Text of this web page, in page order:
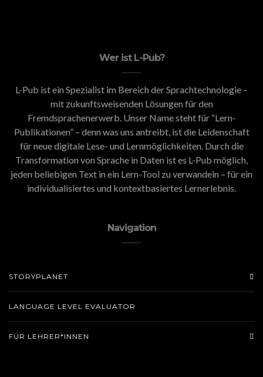
Wer ist L-Pub?
L-Pub ist ein Spezialist im Bereich der Sprachtechnologie –
mit zukunftsweisenden Lösungen für den
Fremdsprachenerwerb. Unser Name steht für “Lern-
Publikationen” – denn was uns antreibt, ist die Leidenschaft
für neue digitale Lese- und Lernmöglichkeiten. Durch die
Transformation von Sprache in Daten ist es L-Pub möglich,
jeden beliebigen Text in ein Lern-Tool zu verwandeln – für ein
individualisiertes und kontextbasiertes Lernerlebnis.
Navigation
STORYPLANET
LANGUAGE LEVEL EVALUATOR
FÜR LEHRER*INNEN